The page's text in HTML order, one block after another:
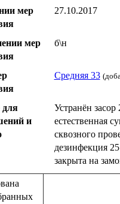
мер
27.10.2017
мер
б\н
Средняя 33
для
и
Устранён
естественная
сквозного
дезинфекция
закрыта на